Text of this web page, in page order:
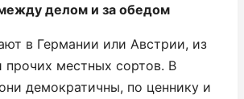
делом и за обедом
в Германии или Австрии, из
прочих местных сортов. В
демократичны, по ценнику и